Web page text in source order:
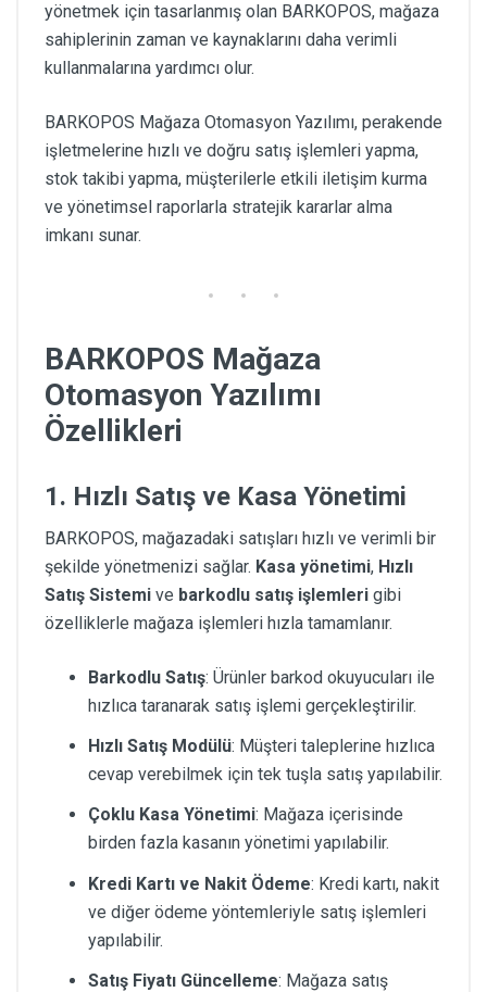
yönetmek için tasarlanmış olan BARKOPOS, mağaza
sahiplerinin zaman ve kaynaklarını daha verimli
kullanmalarına yardımcı olur.
BARKOPOS Mağaza Otomasyon Yazılımı, perakende
işletmelerine hızlı ve doğru satış işlemleri yapma,
stok takibi yapma, müşterilerle etkili iletişim kurma
ve yönetimsel raporlarla stratejik kararlar alma
imkanı sunar.
BARKOPOS Mağaza
Otomasyon Yazılımı
Özellikleri
1. Hızlı Satış ve Kasa Yönetimi
BARKOPOS, mağazadaki satışları hızlı ve verimli bir
şekilde yönetmenizi sağlar. Kasa yönetimi, Hızlı
Satış Sistemi ve barkodlu satış işlemleri gibi
özelliklerle mağaza işlemleri hızla tamamlanır.
Barkodlu Satış: Ürünler barkod okuyucuları ile
hızlıca taranarak satış işlemi gerçekleştirilir.
Hızlı Satış Modülü: Müşteri taleplerine hızlıca
cevap verebilmek için tek tuşla satış yapılabilir.
Çoklu Kasa Yönetimi: Mağaza içerisinde
birden fazla kasanın yönetimi yapılabilir.
Kredi Kartı ve Nakit Ödeme: Kredi kartı, nakit
ve diğer ödeme yöntemleriyle satış işlemleri
yapılabilir.
Satış Fiyatı Güncelleme: Mağaza satış